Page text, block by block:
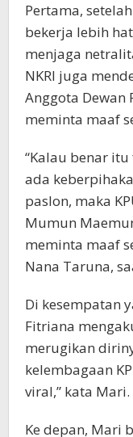
Pertama,
bekerja lebih
menjaga
NKRI juga
Anggota Dewan
meminta maaf
“Kalau benar
ada
paslon, maka
Mumun
meminta maaf
Nana Taruna,
Di kesempatan
Fitriana
merugikan
kelembagaan
viral,” kata Mari.
Ke depan, Mari